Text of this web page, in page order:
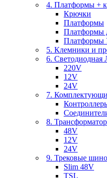
4. Платформы +
Крючки
Платформы
Платформы
Платформы
5. Клемники и
6. Светодиодная
220V
12V
24V
7.
8. Трансформатор
48V
12V
24V
9. Трековые
Slim 48V
TSL